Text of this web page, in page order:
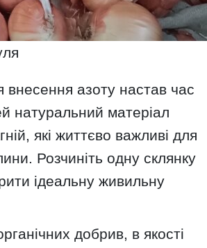
внесення азоту настав час
натуральний матеріал
які життєво важливі для
Розчиніть одну склянку
ідеальну живильну
добрив, в якості